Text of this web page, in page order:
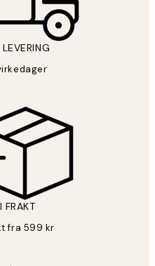
FRAKT
fra 599 kr